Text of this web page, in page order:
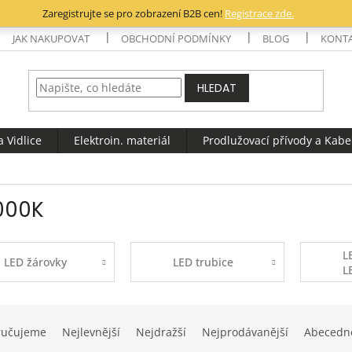
Zaregistrujte se pro zobrazení B2B cen! Registrace zde.
JAK NAKUPOVAT OBCHODNÍ PODMÍNKY BLOG
HLEDAT
Vidlice Elektroin. materiál Prodlužovací přívody a
LED žárovky LED trubice
Nejlevnější Nejdražší Nejprodávanější